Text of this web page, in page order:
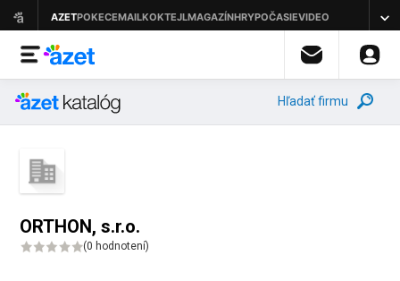
Hľadať firmu
ORTHON, s.r.o.
(0 hodnotení)